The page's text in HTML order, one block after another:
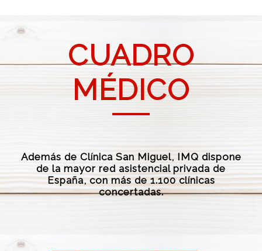
CUADRO
MÉDICO
Además de Clínica San Miguel, IMQ dispone
de la mayor red asistencial privada de
España, con más de 1.100 clínicas
concertadas.